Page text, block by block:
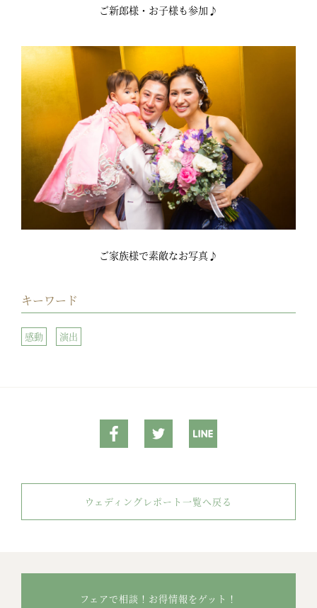
ご新郎様・お子様も参加♪
ご家族様で素敵なお写真♪
キーワード
感動 演出
ウェディングレポート一覧へ戻る
フェアで相談！お得情報をゲット！